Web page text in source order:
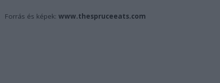
Forrás és képek: www.thespruceeats.com